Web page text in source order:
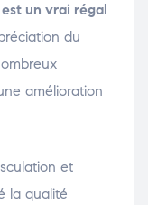
un vrai régal
du
amélioration
et
la qualité